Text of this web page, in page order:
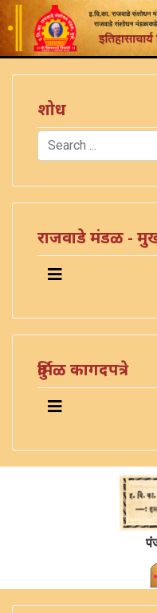
शोध
Search
राजवाडे मंडळ -
दुर्मिळ कागदपत्रे